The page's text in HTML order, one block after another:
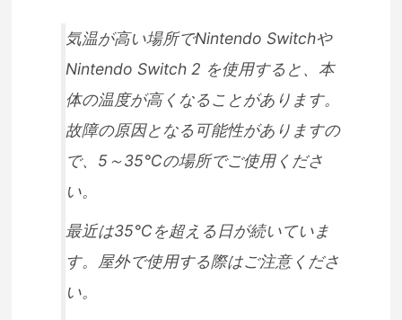
気温が高い場所でNintendo Switchや
Nintendo Switch 2 を使用すると、本
体の温度が高くなることがあります。
故障の原因となる可能性がありますの
で、5～35℃の場所でご使用くださ
い。
最近は35℃を超える日が続いていま
す。屋外で使用する際はご注意くださ
い。